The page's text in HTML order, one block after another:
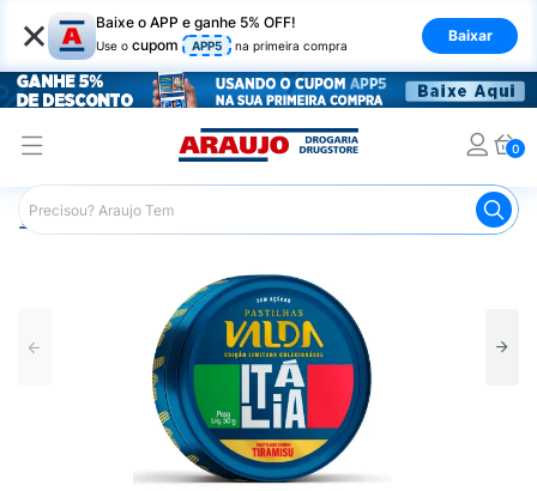
× Baixe o APP e ganhe 5% OFF!
Use o cupom APP5 na primeira compra
Baixar
0
Araujo Nutrição Saudável Bala Diet